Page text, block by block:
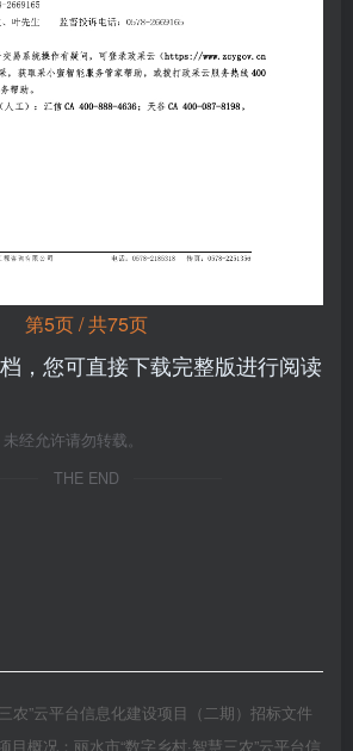
第5页 / 共75页
，您可直接下载完整版进行阅读
经允许请勿转载。
THE END
农”云平台信息化建设项目（二期）招标文件
目概况：丽水市“数字乡村·智慧三农”云平台信